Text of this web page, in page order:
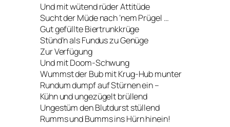
Und mit wütend rüder Attitüde
Sucht der Müde nach ’nem Prügel …
Gut gefüllte Biertrunkkrüge
Stünd’n als Fundus zu Genüge
Zur Verfügung
Und mit Doom-Schwung
Wummst der Bub mit Krug-Hub munter
Rundum dumpf auf Stürnen ein –
Kühn und ungezügelt brüllend
Ungestüm den Blutdurst stüllend
Rumms und Bumms ins Hürn hinein!